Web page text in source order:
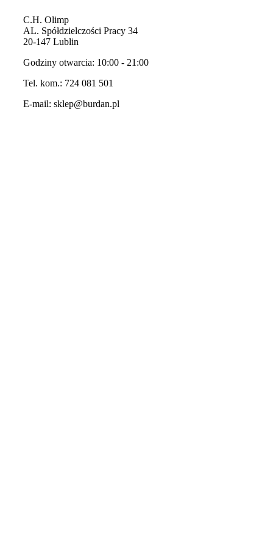
C.H. Olimp
AL. Spółdzielczości Pracy 34
20-147 Lublin
Godziny otwarcia: 10:00 - 21:00
Tel. kom.: 724 081 501
E-mail: sklep@burdan.pl